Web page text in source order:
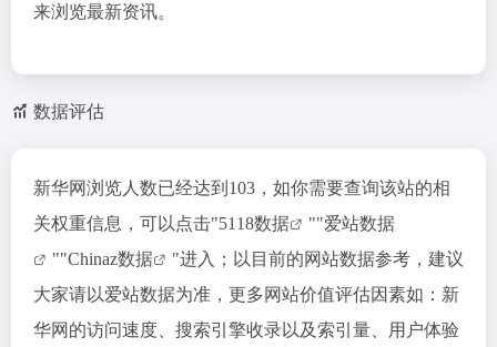
来浏览最新资讯。
数据评估
新华网浏览人数已经达到103，如你需要查询该站的相
关权重信息，可以点击"5118数据 ""爱站数据
""Chinaz数据
"进入；以目前的网站数据参考，建议
大家请以爱站数据为准，更多网站价值评估因素如：新
华网的访问速度、搜索引擎收录以及索引量、用户体验